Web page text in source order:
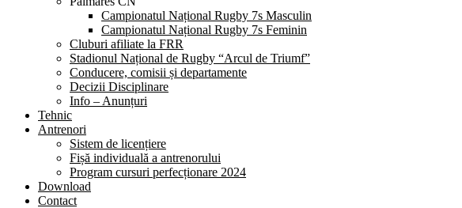
Campionatul Național Rugby 7s Masculin
Campionatul Național Rugby 7s Feminin
Cluburi afiliate la FRR
Stadionul Național de Rugby “Arcul de Triumf”
Conducere, comisii și departamente
Decizii Disciplinare
Info – Anunțuri
Tehnic
Antrenori
Sistem de licențiere
Fișă individuală a antrenorului
Program cursuri perfecționare 2024
Download
Contact